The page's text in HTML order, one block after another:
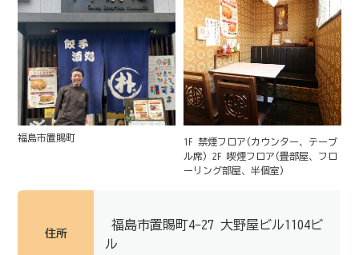
福島市置賜町
1F 禁煙フロア(カウンター、テーブ
ル席) 2F 喫煙フロア(畳部屋、フロ
ーリング部屋、半個室)
住所
福島市置賜町4-27 大野屋ビル1104ビ
ル